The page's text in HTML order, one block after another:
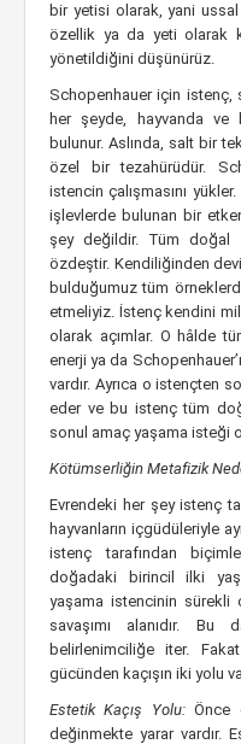
bir yetisi olarak, yani
özellik ya da yeti olarak
yönetildiğini düşünürüz.
Schopenhauer için
her şeyde, hayvanda ve
bulunur. Aslında, salt bir
özel bir tezahürüdür.
istencin çalışmasını
işlevlerde bulunan bir
şey değildir. Tüm doğal
özdeştir. Kendiliğinden
bulduğumuz tüm
etmeliyiz. İstenç kendini
olarak açımlar. O hâlde
enerji ya da
vardır. Ayrıca o istençten
eder ve bu istenç tüm
sonul amaç yaşama isteği
Kötümserliğin Metafizik
Evrendeki her şey istenç
hayvanların içgüdüleriyle
istenç tarafından
doğadaki birincil ilki
yaşama istencinin sürekli
savaşımı alanıdır. Bu
belirlenimciliğe iter.
gücünden kaçışın iki yolu
Estetik Kaçış Yolu:Önce
değinmekte yarar vardır.